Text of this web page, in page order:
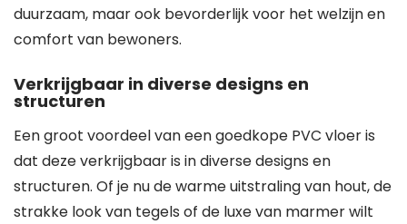
duurzaam, maar ook bevorderlijk voor het welzijn en
comfort van bewoners.
Verkrijgbaar in diverse designs en
structuren
Een groot voordeel van een goedkope PVC vloer is
dat deze verkrijgbaar is in diverse designs en
structuren. Of je nu de warme uitstraling van hout, de
strakke look van tegels of de luxe van marmer wilt